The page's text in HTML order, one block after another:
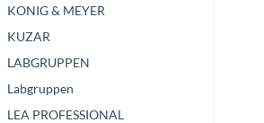
KONIG & MEYER
KUZAR
LABGRUPPEN
Labgruppen
LEA PROFESSIONAL